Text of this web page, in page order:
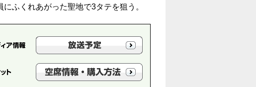
ふくれあがった聖地で3タテを狙う。